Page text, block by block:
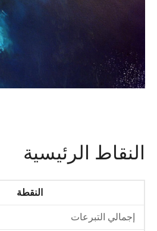
النقاط الرئيسية
النقطة
إجمالي التبرعات